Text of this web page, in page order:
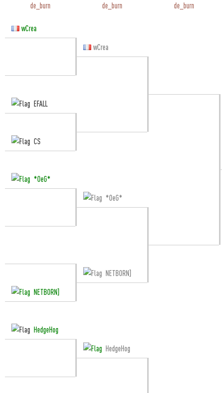
de_burn de_burn de_burn
wCrea
wCrea
EFALL
CS
*OeG*
*OeG*
NETBORN]
NETBORN]
HedgeHog
HedgeHog